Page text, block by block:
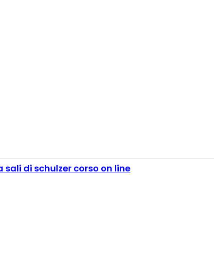
di schulzer corso on line